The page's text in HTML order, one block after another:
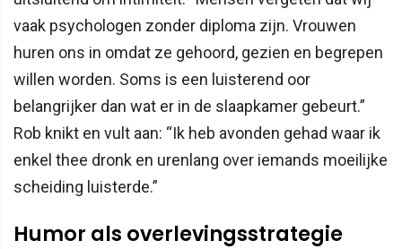
vaak psychologen zonder diploma zijn. Vrouwen
huren ons in omdat ze gehoord, gezien en begrepen
willen worden. Soms is een luisterend oor
belangrijker dan wat er in de slaapkamer gebeurt.”
Rob knikt en vult aan: “Ik heb avonden gehad waar ik
enkel thee dronk en urenlang over iemands moeilijke
scheiding luisterde.”
Humor als overlevingsstrategie